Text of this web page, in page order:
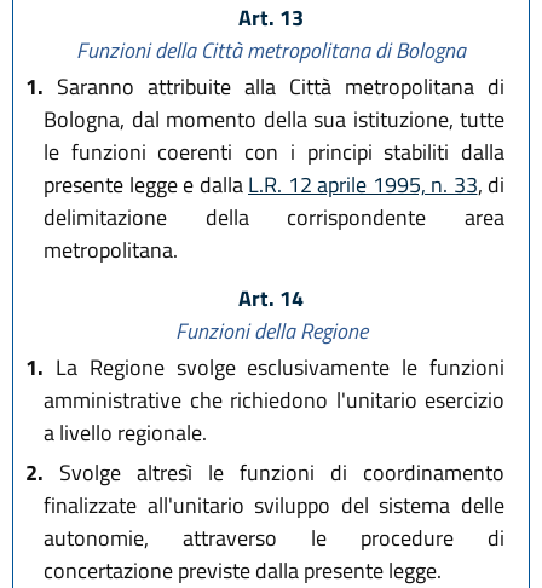
Art. 13
Funzioni della Città metropolitana di Bologna
1. Saranno attribuite alla Città metropolitana di
Bologna, dal momento della sua istituzione, tutte
le funzioni coerenti con i principi stabiliti dalla
presente legge e dallaL.R. 12 aprile 1995, n. 33, di
delimitazione della corrispondente area
metropolitana.
Art. 14
Funzioni della Regione
1. La Regione svolge esclusivamente le funzioni
amministrative che richiedono l'unitario esercizio
a livello regionale.
2. Svolge altresì le funzioni di coordinamento
finalizzate all'unitario sviluppo del sistema delle
autonomie, attraverso le procedure di
concertazione previste dalla presente legge.